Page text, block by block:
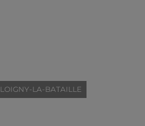
LOIGNY-LA-BATAILLE